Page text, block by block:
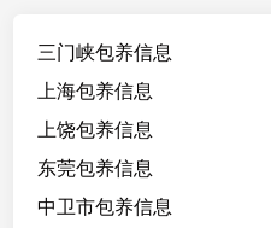
三门峡包养信息
上海包养信息
上饶包养信息
东莞包养信息
中卫市包养信息